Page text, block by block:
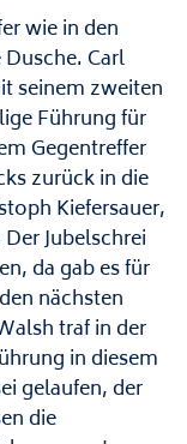
wie in den
Carl
seinem zweiten
Führung für
Gegentreffer
zurück in die
Kiefersauer,
Jubelschrei
da gab es für
nächsten
traf in der
in diesem
gelaufen, der
die